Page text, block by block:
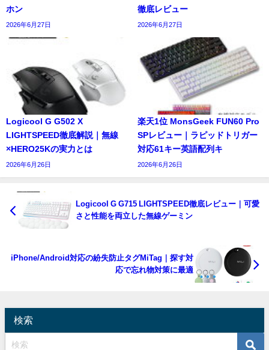
ホン
2026年6月27日
徹底レビュー
2026年6月27日
Logicool G G502 X
LIGHTSPEED徹底解説｜無線
×HERO25Kの実力とは
2026年6月26日
楽天1位 MonsGeek FUN60 Pro
SPレビュー｜ラピッドトリガー
対応61キー英語配列キ
2026年6月26日
Logicool G G715 LIGHTSPEED徹底レビュー｜可愛
さと性能を両立した無線ゲーミン
iPhone/Android対応の紛失防止タグMiTag｜探す対
応で忘れ物対策に最適
検索